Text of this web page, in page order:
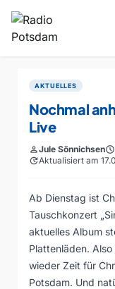
AKTUELLES
Nochmal
Live
personJule Sönnichsenschedule
updateAktualisiert am
Ab Dienstag ist
Tauschkonzert
aktuelles Album
Plattenläden.
wieder Zeit für
Potsdam. Und